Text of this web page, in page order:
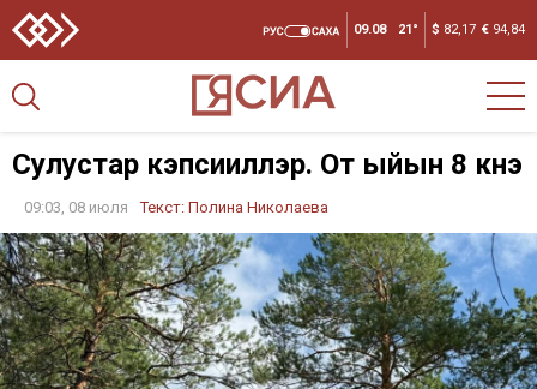
09.08 21° $ 82,17 € 94,84
Сулустар кэпсииллэр. От ыйын 8 күнэ
09:03, 08 июля Текст: Полина Николаева